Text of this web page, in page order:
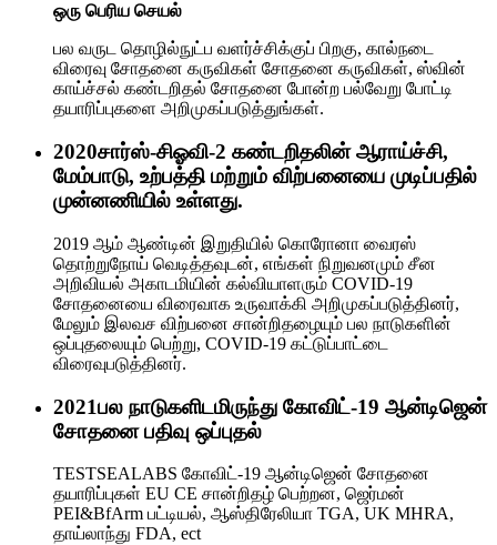
ஒரு பெரிய செயல்
பல வருட தொழில்நுட்ப வளர்ச்சிக்குப் பிறகு, கால்நடை
விரைவு சோதனை கருவிகள் சோதனை கருவிகள், ஸ்வின்
காய்ச்சல் கண்டறிதல் சோதனை போன்ற பல்வேறு போட்டி
தயாரிப்புகளை அறிமுகப்படுத்துங்கள்.
2020சார்ஸ்-சிஓவி-2 கண்டறிதலின் ஆராய்ச்சி,
மேம்பாடு, உற்பத்தி மற்றும் விற்பனையை முடிப்பதில்
முன்னணியில் உள்ளது.
2019 ஆம் ஆண்டின் இறுதியில் கொரோனா வைரஸ்
தொற்றுநோய் வெடித்தவுடன், எங்கள் நிறுவனமும் சீன
அறிவியல் அகாடமியின் கல்வியாளரும் COVID-19
சோதனையை விரைவாக உருவாக்கி அறிமுகப்படுத்தினர்,
மேலும் இலவச விற்பனை சான்றிதழையும் பல நாடுகளின்
ஒப்புதலையும் பெற்று, COVID-19 கட்டுப்பாட்டை
விரைவுபடுத்தினர்.
2021பல நாடுகளிடமிருந்து கோவிட்-19 ஆன்டிஜென்
சோதனை பதிவு ஒப்புதல்
TESTSEALABS கோவிட்-19 ஆன்டிஜென் சோதனை
தயாரிப்புகள் EU CE சான்றிதழ் பெற்றன, ஜெர்மன்
PEI&BfArm பட்டியல், ஆஸ்திரேலியா TGA, UK MHRA,
தாய்லாந்து FDA, ect